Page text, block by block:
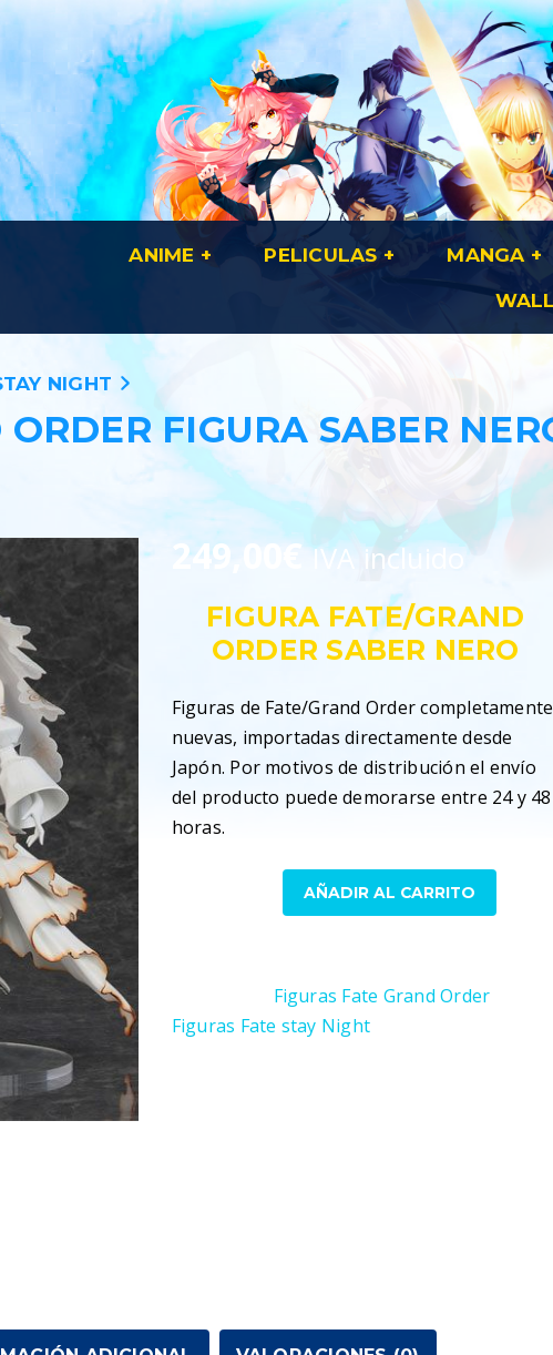
ANIME PELICULAS MANGA
NIGHT
FIGURA SABER
249,00€ IVA incluido
FIGURA FATE/GRAND
ORDER SABER NERO
Figuras de Fate/Grand Order completamente
nuevas, importadas directamente desde
Japón. Por motivos de distribución el envío
del producto puede demorarse entre 24 y 48
horas.
Nero
AÑADIR AL CARRITO
Figuras Fate Grand Order
Figuras Fate stay Night